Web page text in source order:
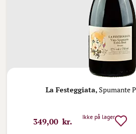
La Festeggiata, Spumante
349,00 kr. Ikke på lager